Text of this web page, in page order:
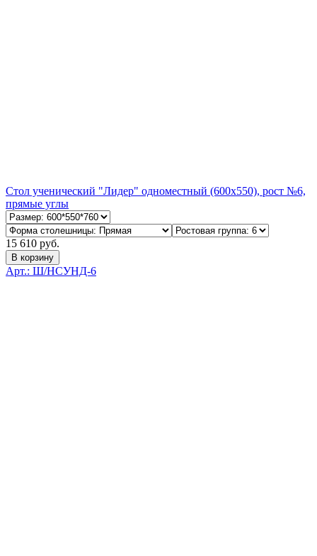
Стол ученический "Лидер" одноместный (600х550), рост №6,
прямые углы
15 610 руб.
В корзину
Арт.: Ш/НСУНД-6